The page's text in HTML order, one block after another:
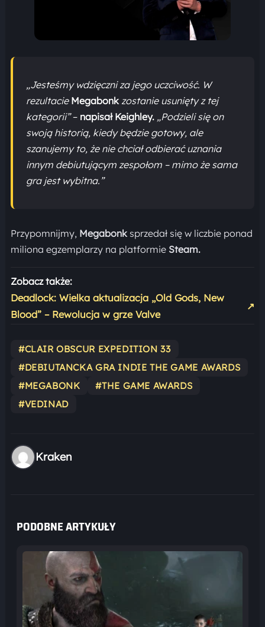
„Jesteśmy wdzięczni za jego uczciwość. W
rezultacie Megabonkzostanie usunięty z tej
kategorii”– napisał Keighley. „Podzieli się on
swoją historią, kiedy będzie gotowy, ale
szanujemy to, że nie chciał odbierać uznania
innym debiutującym zespołom – mimo że sama
gra jest wybitna.”
Przypomnijmy, Megabonk sprzedał się w liczbie ponad
miliona egzemplarzy na platformie Steam.
Zobacz także:
Deadlock: Wielka aktualizacja „Old Gods, New
Blood” – Rewolucja w grze Valve
↗
#CLAIR OBSCUR EXPEDITION 33
#DEBIUTANCKA GRA INDIE THE GAME AWARDS
#MEGABONK
#THE GAME AWARDS
#VEDINAD
Kraken
PODOBNE ARTYKUŁY